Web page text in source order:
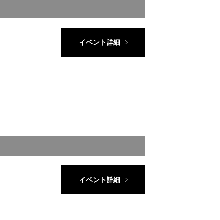
イベント詳細
イベント詳細